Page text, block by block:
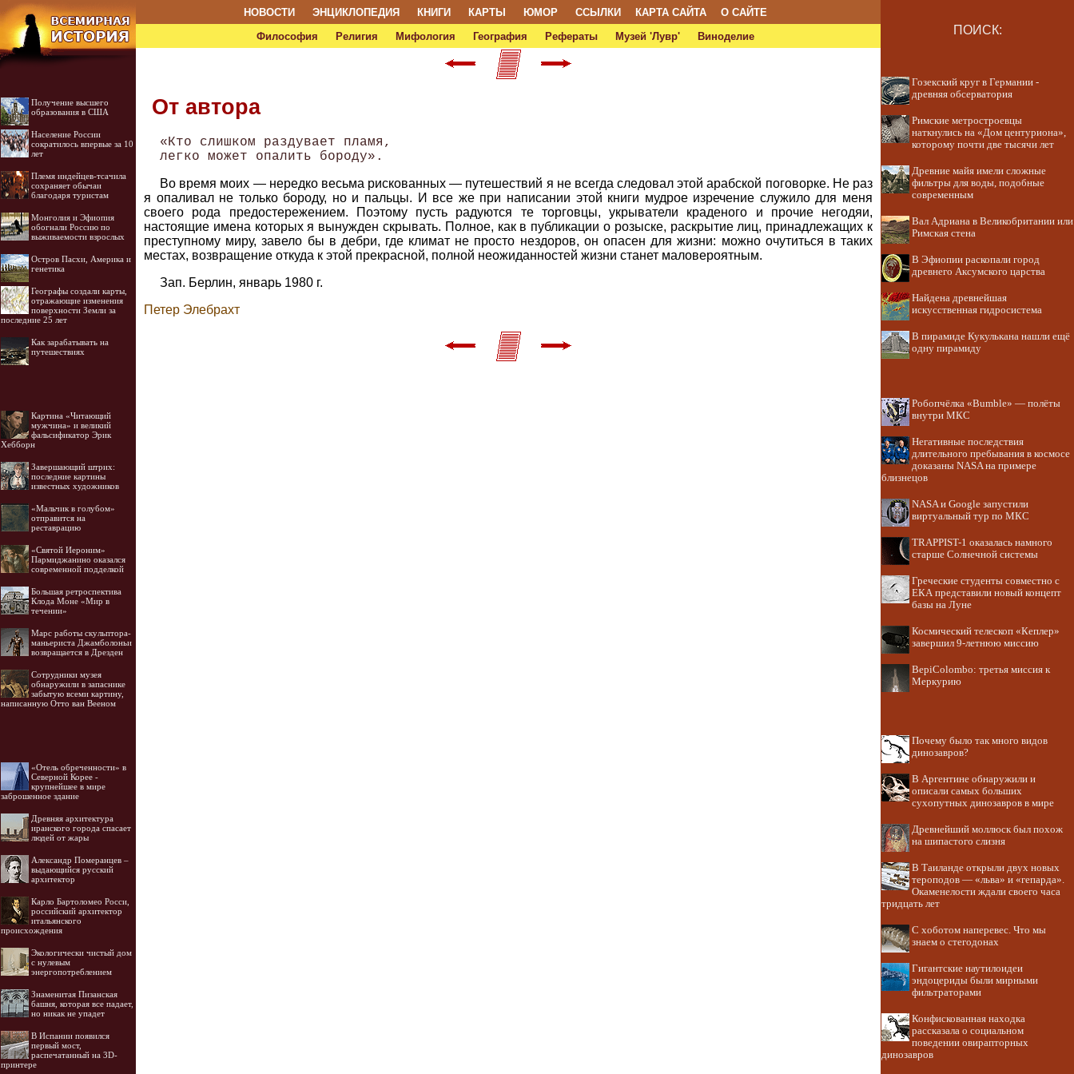
НОВОСТИ ЭНЦИКЛОПЕДИЯ КНИГИ КАРТЫ ЮМОР ССЫЛКИ КАРТА САЙТА
О САЙТЕ
Философия
Религия Мифология География Рефераты Музей 'Лувр' Виноделие ПОИСК:
Получение высшего
образования в США
Население России
сократилось впервые за 10
лет
Племя индейцев-тсачила
сохраняет обычаи
благодаря туристам
Монголия и Эфиопия
обогнали Россию по
выживаемости взрослых
Остров Пасхи, Америка и
генетика
Географы создали карты,
отражающие изменения
поверхности Земли за
последние 25 лет
Как зарабатывать на
путешествиях
Картина «Читающий
мужчина» и великий
фальсификатор Эрик
Хебборн
Завершающий штрих:
последние картины
известных художников
«Мальчик в голубом»
отправится на
реставрацию
«Святой Иероним»
Пармиджанино оказался
современной подделкой
Большая ретроспектива
Клода Моне «Мир в
течении»
Марс работы скульптора-
маньериста Джамболоньи
возвращается в Дрезден
Cотрудники музея
обнаружили в запаснике
забытую всеми картину,
написанную Отто ван Вееном
«Отель обреченности» в
Северной Корее -
крупнейшее в мире
заброшенное здание
Древняя архитектура
иранского города спасает
людей от жары
Александр Померанцев –
выдающийся русский
архитектор
Карло Бартоломео Росси,
российский архитектор
итальянского
происхождения
Экологически чистый дом
с нулевым
энергопотреблением
Знаменитая Пизанская
башня, которая все падает,
но никак не упадет
В Испании появился
первый мост,
распечатанный на 3D-
принтере
От автора
  «Кто слишком раздувает пламя,
Во время моих — нередко весьма рискованных — путешествий я не всегда следовал этой арабской поговорке. Не раз
я опаливал не только бороду, но и пальцы. И все же при написании этой книги мудрое изречение служило для меня
своего рода предостережением. Поэтому пусть радуются те торговцы, укрыватели краденого и прочие негодяи,
настоящие имена которых я вынужден скрывать. Полное, как в публикации о розыске, раскрытие лиц, принадлежащих к
преступному миру, завело бы в дебри, где климат не просто нездоров, он опасен для жизни: можно очутиться в таких
местах, возвращение откуда к этой прекрасной, полной неожиданностей жизни станет маловероятным.
Зап. Берлин, январь 1980 г.
Петер Элебрахт
Гозекский круг в Германии -
древняя обсерватория
Римские метростроевцы
наткнулись на «Дом центуриона»,
которому почти две тысячи лет
Древние майя имели сложные
фильтры для воды, подобные
современным
Вал Адриана в Великобритании или
Римская стена
В Эфиопии раскопали город
древнего Аксумского царства
Найдена древнейшая
искусственная гидросистема
В пирамиде Кукулькана нашли ещё
одну пирамиду
Робопчёлка «Bumble» — полёты
внутри МКС
Негативные последствия
длительного пребывания в космосе
доказаны NASA на примере
близнецов
NASA и Google запустили
виртуальный тур по МКС
TRAPPIST-1 оказалась намного
старше Солнечной системы
Греческие студенты совместно с
ЕКА представили новый концепт
базы на Луне
Космический телескоп «Кеплер»
завершил 9-летнюю миссию
BepiColombo: третья миссия к
Меркурию
Почему было так много видов
динозавров?
В Аргентине обнаружили и
описали самых больших
сухопутных динозавров в мире
Древнейший моллюск был похож
на шипастого слизня
В Таиланде открыли двух новых
тероподов — «льва» и «гепарда».
Окаменелости ждали своего часа
тридцать лет
С хоботом наперевес. Что мы
знаем о стегодонах
Гигантские наутилоидеи
эндоцериды были мирными
фильтраторами
Конфискованная находка
рассказала о социальном
поведении овирапторных
динозавров